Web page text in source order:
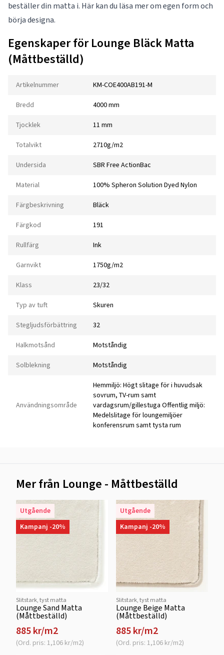
beställer din matta i. Här kan du läsa mer omegen formoch
börja designa.
Egenskaper för Lounge Bläck Matta
(Måttbeställd)
Artikelnummer KM-COE400AB191-M
Bredd 4000 mm
Tjocklek 11 mm
Totalvikt 2710g/m2
Undersida SBR Free ActionBac
Material 100% Spheron Solution Dyed Nylon
Färgbeskrivning Bläck
Färgkod 191
Rullfärg Ink
Garnvikt 1750g/m2
Klass 23/32
Typ av tuft Skuren
Stegljudsförbättring 32
Halkmotsånd Motståndig
Solblekning Motståndig
Användningsområde
Hemmiljö: Högt slitage för i huvudsak
sovrum, TV-rum samt
vardagsrum/gillestuga Offentlig miljö:
Medelslitage för loungemiljöer
konferensrum samt tysta rum
Mer från Lounge - Måttbeställd
Utgående
Kampanj -20%
Slitstark, tyst matta
Lounge Sand Matta
(Måttbeställd)
885 kr/m2
(Ord. pris: 1,106 kr/m2)
Utgående
Kampanj -20%
Slitstark, tyst matta
Lounge Beige Matta
(Måttbeställd)
885 kr/m2
(Ord. pris: 1,106 kr/m2)